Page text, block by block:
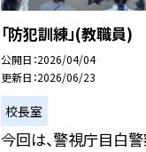
「防犯訓練」(教職員)
公開日 2026/04/04
更新日 2026/06/23
校長室
今回は、警視庁目白